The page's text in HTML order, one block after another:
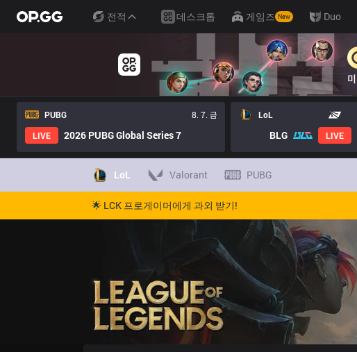
전적 데스크톱 게임즈 New Duo
PUBG
8. 7. 금
LIVE
2026 PUBG Global Series 7
LoL
BLG LIVE
LoL Valorant PUBG
🌟 LCK 프로게이머에게 과외 받기!